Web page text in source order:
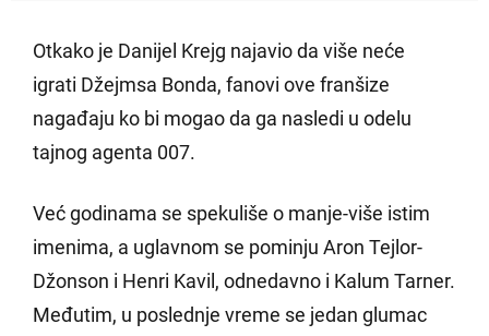
Otkako je Danijel Krejg najavio da više neće
igrati Džejmsa Bonda, fanovi ove franšize
nagađaju ko bi mogao da ga nasledi u odelu
tajnog agenta 007.
Već godinama se spekuliše o manje-više istim
imenima, a uglavnom se pominju Aron Tejlor-
Džonson i Henri Kavil, odnedavno i Kalum Tarner.
Međutim, u poslednje vreme se jedan glumac